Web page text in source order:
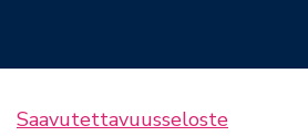
Saavutettavuusseloste